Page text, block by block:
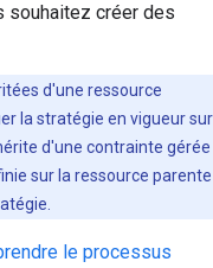
souhaitez créer des
d'une ressource
la stratégie en vigueur sur
d'une contrainte gérée
sur la ressource parente
le processus